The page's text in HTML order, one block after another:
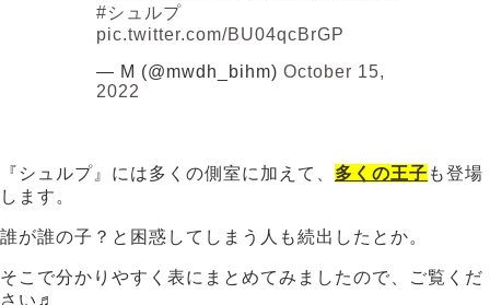
#シュルプ
pic.twitter.com/BU04qcBrGP
— M (@mwdh_bihm) October 15,
2022
『シュルプ』には多くの側室に加えて、 多くの王子 も登場
します。
誰が誰の子？と困惑してしまう人も続出したとか。
そこで分かりやすく表にまとめてみましたので、ご覧くだ
さい♬